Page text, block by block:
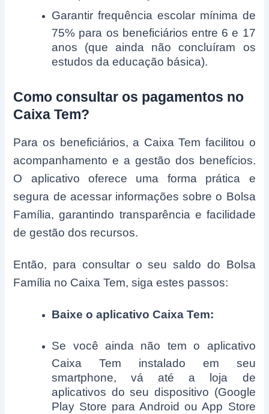
Garantir frequência escolar mínima de
75% para os beneficiários entre 6 e 17
anos (que ainda não concluíram os
estudos da educação básica).
Como consultar os pagamentos no
Caixa Tem?
Para os beneficiários, a Caixa Tem facilitou o
acompanhamento e a gestão dos benefícios.
O aplicativo oferece uma forma prática e
segura de acessar informações sobre o Bolsa
Família, garantindo transparência e facilidade
de gestão dos recursos.
Então, para consultar o seu saldo do Bolsa
Família no Caixa Tem, siga estes passos:
Baixe o aplicativo Caixa Tem:
Se você ainda não tem o aplicativo
Caixa Tem instalado em seu
smartphone, vá até a loja de
aplicativos do seu dispositivo (Google
Play Store para Android ou App Store